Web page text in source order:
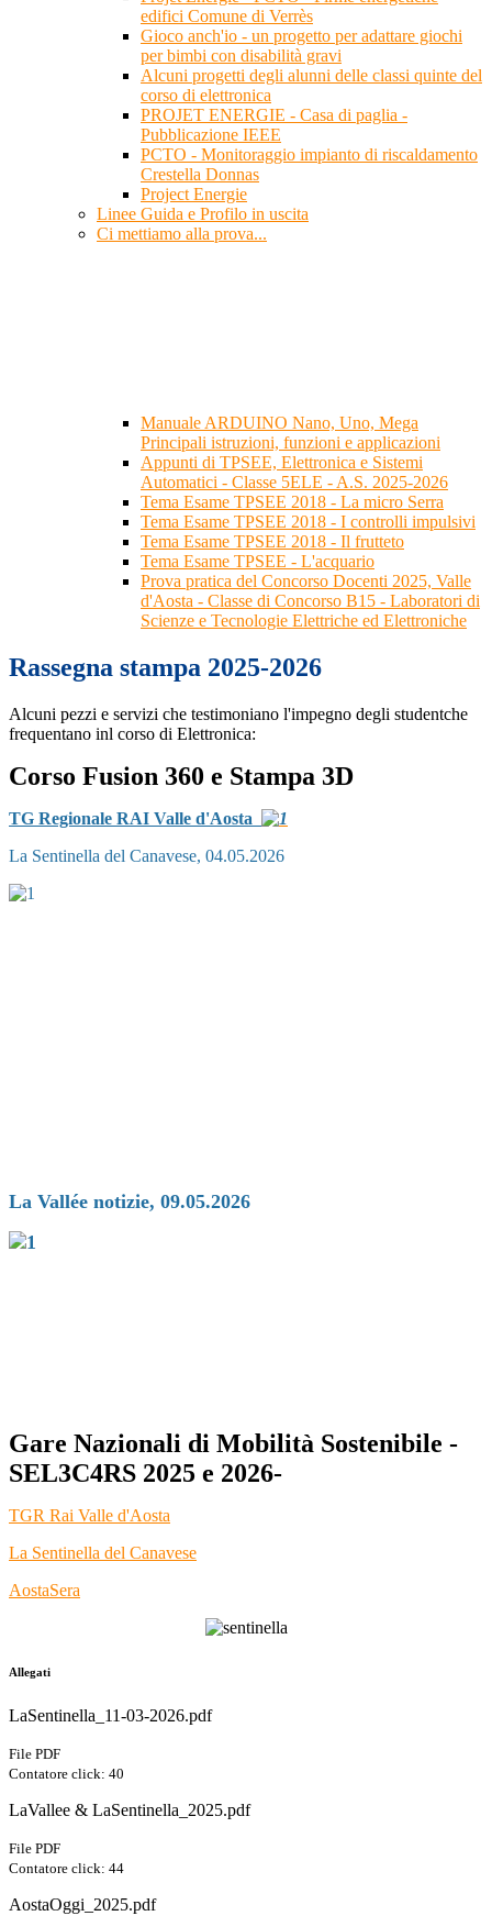
edifici Comune di Verrès
Gioco anch'io - un progetto per adattare giochi
per bimbi con disabilità gravi
Alcuni progetti degli alunni delle classi quinte del
corso di elettronica
PROJET ENERGIE - Casa di paglia -
Pubblicazione IEEE
PCTO - Monitoraggio impianto di riscaldamento
Crestella Donnas
Project Energie
Linee Guida e Profilo in uscita
Ci mettiamo alla prova...
Manuale ARDUINO Nano, Uno, Mega
Principali istruzioni, funzioni e applicazioni
Appunti di TPSEE, Elettronica e Sistemi
Automatici - Classe 5ELE - A.S. 2025-2026
Tema Esame TPSEE 2018 - La micro Serra
Tema Esame TPSEE 2018 - I controlli impulsivi
Tema Esame TPSEE 2018 - Il frutteto
Tema Esame TPSEE - L'acquario
Prova pratica del Concorso Docenti 2025, Valle
d'Aosta - Classe di Concorso B15 - Laboratori di
Scienze e Tecnologie Elettriche ed Elettroniche
Rassegna stampa 2025-2026
Alcuni pezzi e servizi che testimoniano l'impegno degli studentche
frequentano inl corso di Elettronica:
Corso Fusion 360 e Stampa 3D
TG Regionale RAI Valle d'Aosta
La Sentinella del Canavese, 04.05.2026
La Vallée notizie, 09.05.2026
Gare Nazionali di Mobilità Sostenibile -
SEL3C4RS 2025 e 2026-
TGR Rai Valle d'Aosta
La Sentinella del Canavese
AostaSera
Allegati
LaSentinella_11-03-2026.pdf
File PDF
Contatore click: 40
LaVallee & LaSentinella_2025.pdf
File PDF
Contatore click: 44
AostaOggi_2025.pdf